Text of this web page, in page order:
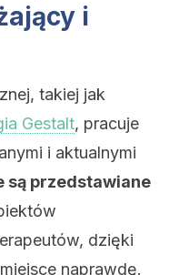
i
takiej jak
Gestalt, pracuje
i aktualnymi
są przedstawiane
dzięki
naprawdę.